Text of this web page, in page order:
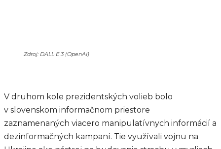
Zdroj: DALL·E 3 (OpenAI)
V druhom kole prezidentských volieb bolo
v slovenskom informačnom priestore
zaznamenaných viacero manipulatívnych informácií a
dezinformačných kampaní. Tie využívali vojnu na